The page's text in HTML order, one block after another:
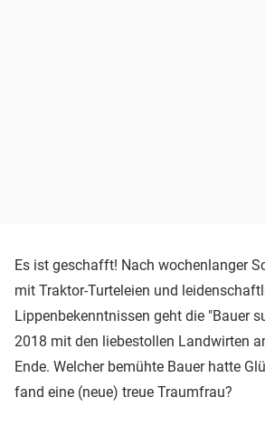
Es ist geschafft! Nach wochenlanger
mit Traktor-Turteleien und
Lippenbekenntnissen geht die "Bauer
2018 mit den liebestollen Landwirten
Ende. Welcher bemühte Bauer hatte
fand eine (neue) treue Traumfrau?